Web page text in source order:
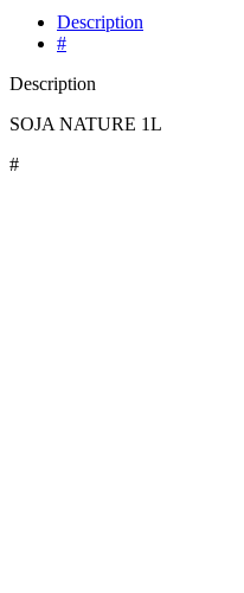
Description
#
Description
SOJA NATURE 1L
#